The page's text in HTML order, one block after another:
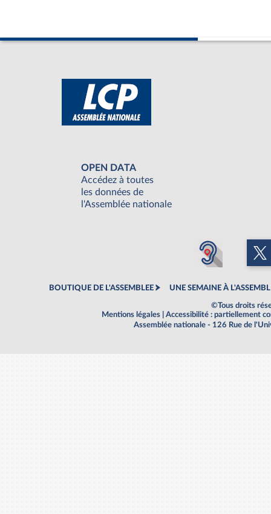
OPEN DATA
Accédez à toutes
les données de
l'Assemblée nationale
BOUTIQUE DE L'ASSEMBLEE UNE SEMAINE À
©Tous droits
Mentions légales
Accessibilité : partiellement
Assemblée nationale - 126 Rue de